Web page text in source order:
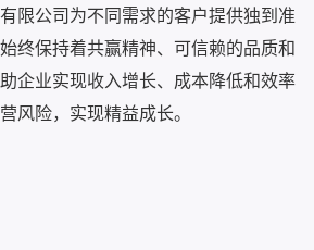
限公司为不同需求的客户提供独到准
终保持着共赢精神、可信赖的品质和
企业实现收入增长、成本降低和效率
风险，实现精益成长。